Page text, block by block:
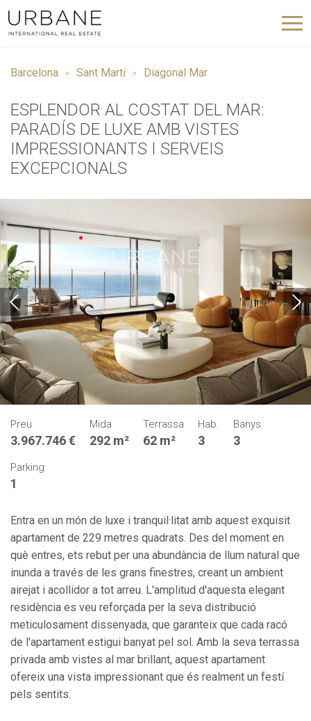
Barcelona Sant Marti Diagonal Mar
ESPLENDOR AL COSTAT DEL MAR:
PARADÍS DE LUXE AMB VISTES
IMPRESSIONANTS I SERVEIS
EXCEPCIONALS
Preu
3.967.746 €
Mida
292 m²
Terrassa
62 m²
Hab.
3
Banys
3
Parking
1
Entra en un món de luxe i tranquil·litat amb aquest exquisit
apartament de 229 metres quadrats. Des del moment en
què entres, ets rebut per una abundància de llum natural que
inunda a través de les grans finestres, creant un ambient
airejat i acollidor a tot arreu. L'amplitud d'aquesta elegant
residència es veu reforçada per la seva distribució
meticulosament dissenyada, que garanteix que cada racó
de l'apartament estigui banyat pel sol. Amb la seva terrassa
privada amb vistes al mar brillant, aquest apartament
ofereix una vista impressionant que és realment un festí
pels sentits.